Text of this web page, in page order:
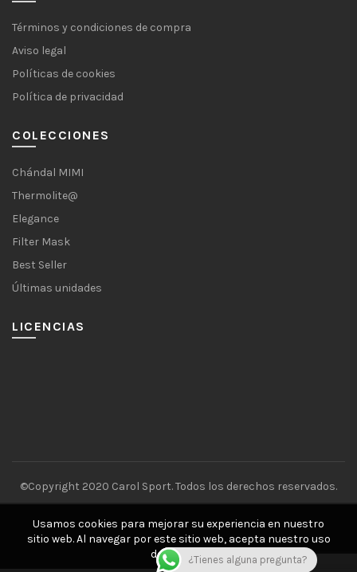
Términos y condiciones de compra
Aviso legal
Políticas de cookies
Política de privacidad
COLECCIONES
Chándal MIMI
Thermolite@
Elegance
Filter Mask
Best Seller
Últimas unidades
LICENCIAS
©Copyright 2020 Carol Sport. Todos los derechos reservados.
¿Tienes alguna pregunta?
Usamos cookies para mejorar su experiencia en nuestro
sitio web. Al navegar por este sitio web, acepta nuestro uso
de cookies.